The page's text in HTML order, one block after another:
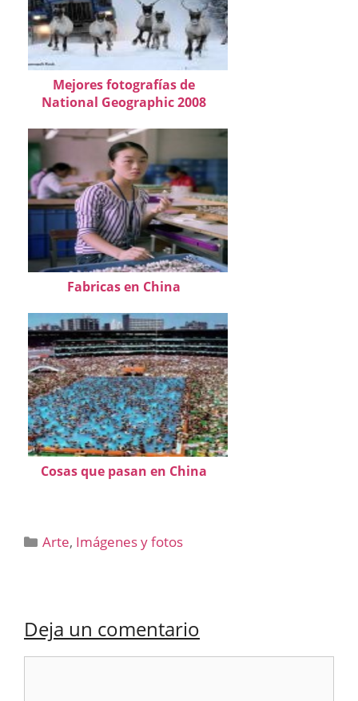
Mejores fotografías de
National Geographic 2008
Fabricas en China
Cosas que pasan en China
Categorías
Arte, Imágenes y fotos
Deja un comentario